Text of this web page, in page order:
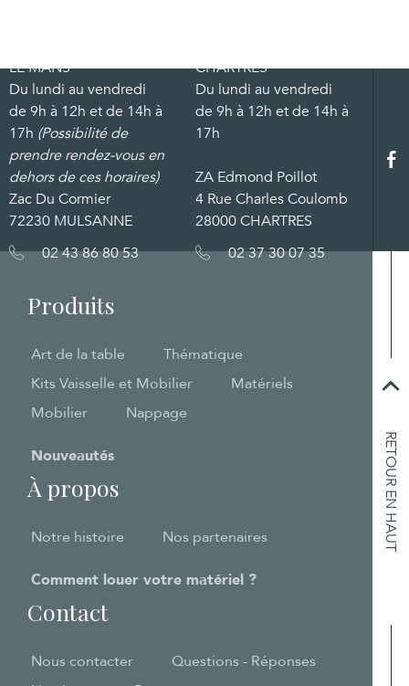
RETOUR EN HAUT
Produits
Art de la table
Thématique
Kits Vaisselle et Mobilier
Matériels
Mobilier
Nappage
Nouveautés
À propos
Notre histoire Nos partenaires
Comment louer votre matériel ?
Contact
Nous contacter
Questions - Réponses
LE MANS
Du lundi au vendredi
de 9h à 12h et de 14h à
17h (Possibilité de
prendre rendez-vous en
dehors de ces horaires)
Zac Du Cormier
72230 MULSANNE
02 43 86 80 53
CHARTRES
Du lundi au vendredi
de 9h à 12h et de 14h à
17h
ZA Edmond Poillot
4 Rue Charles Coulomb
28000 CHARTRES
02 37 30 07 35